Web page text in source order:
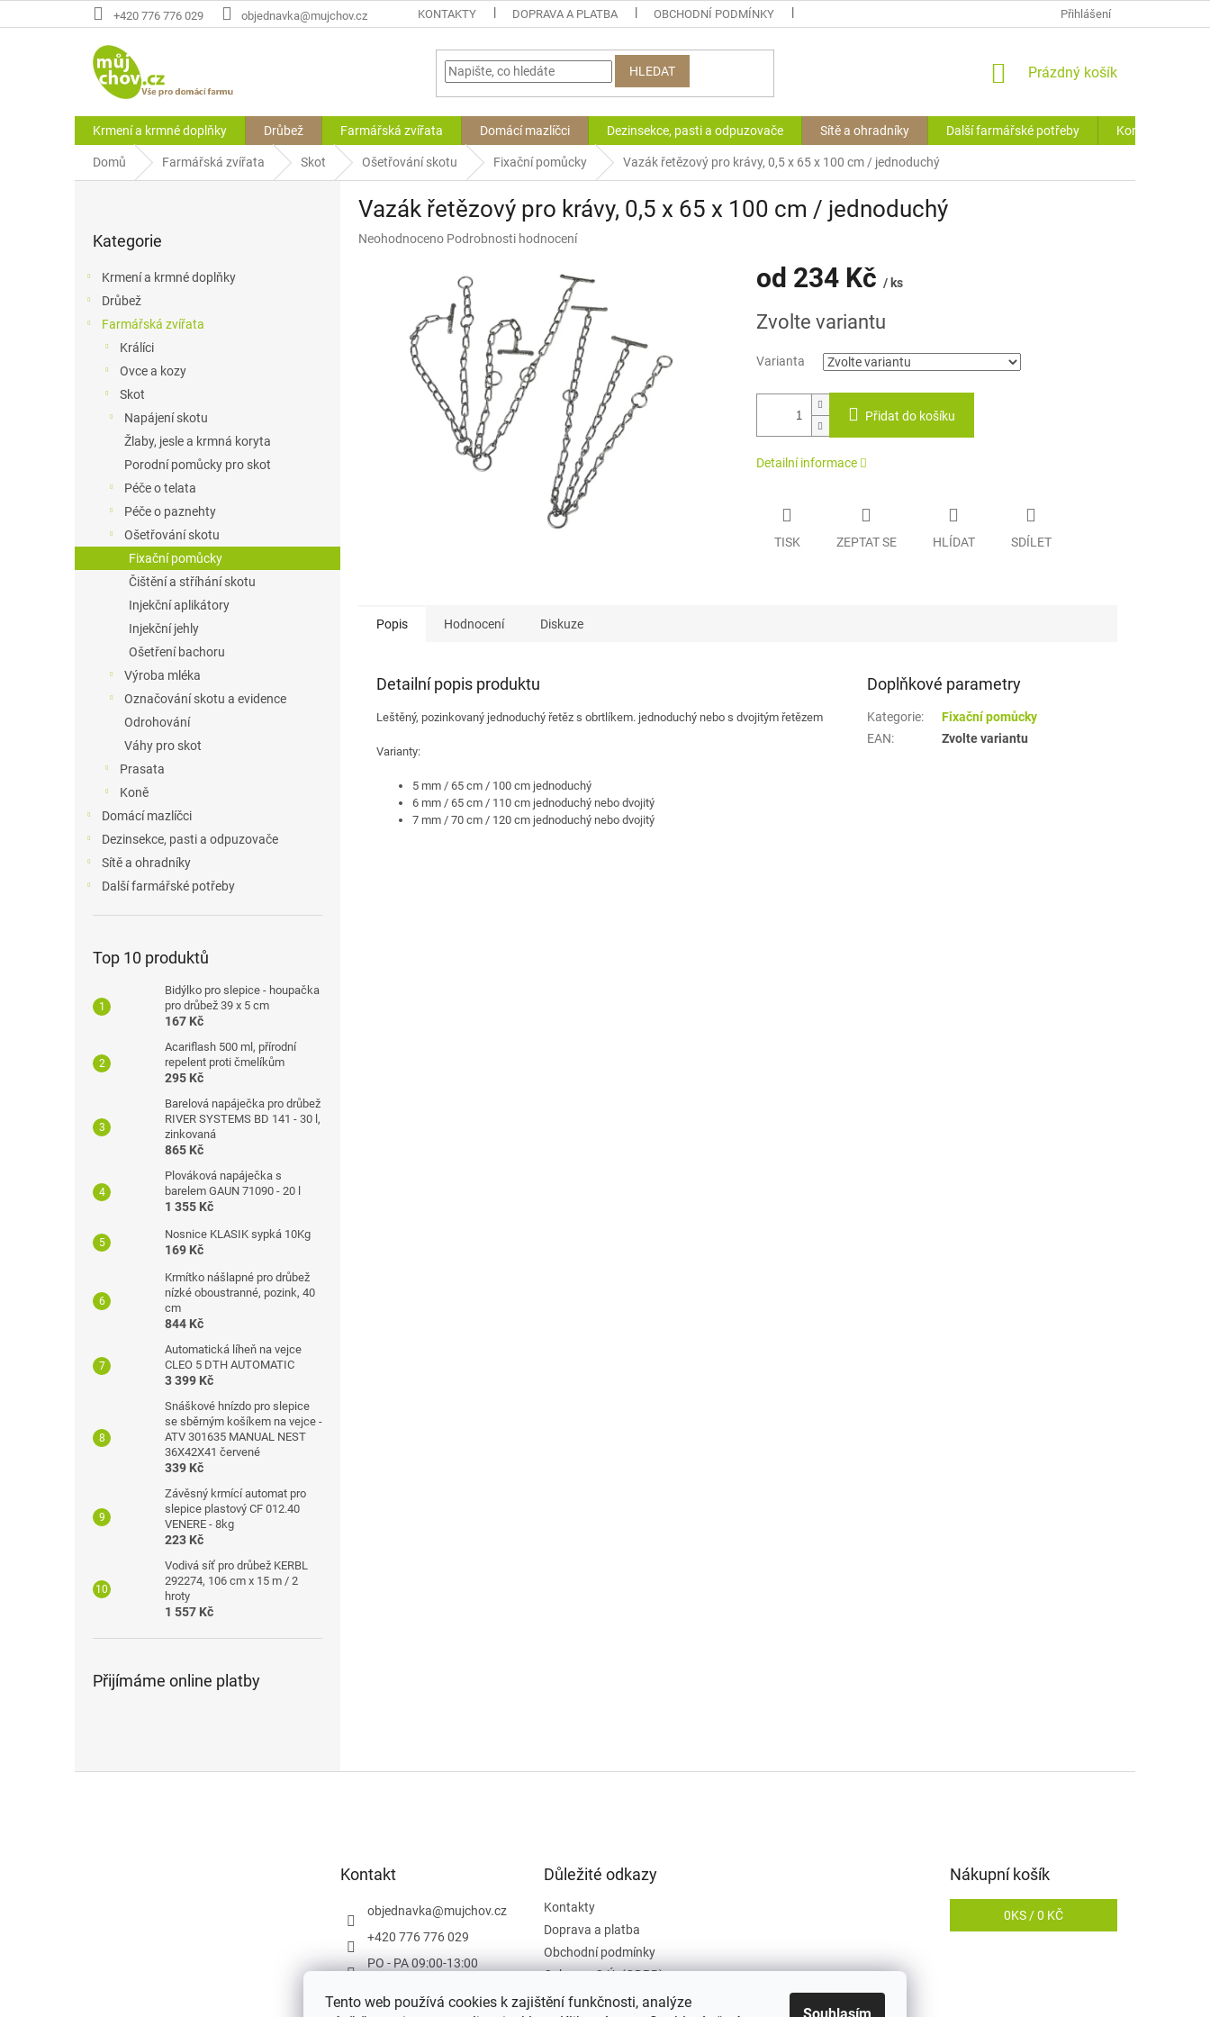
Tento web používá cookies k zajištění funkčnosti, analýze
na
+420 776 776 029 objednavka@mujchov.cz KONTAKTY DOPRAVA A PLATBA OBCHODNÍ PODMÍNKY HODNOCENÍ OBCHODU
Přihlášení
HLEDAT
NÁKUPNÍ
Prázdný košík
Krmení a krmné doplňky Drůbež Farmářská zvířata Domácí mazlíčci Dezinsekce, pasti a odpuzovače Sítě a ohradníky Další farmářské potřeby Kontakty
Domů Farmářská zvířata Skot Ošetřování skotu Fixační pomůcky Vazák řetězový pro krávy, 0,5 x 65 x 100 cm / jednoduchý
kategorie
Kategorie
Krmení a krmné doplňky
Drůbež
Farmářská zvířata
Králíci
Ovce a kozy
Skot
Napájení skotu
Žlaby, jesle a krmná koryta
Porodní pomůcky pro skot
Péče o telata
Péče o paznehty
Ošetřování skotu
Fixační pomůcky
Čištění a stříhání skotu
Injekční aplikátory
Injekční jehly
Ošetření bachoru
Výroba mléka
Označování skotu a evidence
Odrohování
Váhy pro skot
Prasata
Koně
Domácí mazlíčci
Dezinsekce, pasti a odpuzovače
Sítě a ohradníky
Další farmářské potřeby
Top 10 produktů
Bidýlko pro slepice - houpačka
pro drůbež 39 x 5 cm
167 Kč
Acariflash 500 ml, přírodní
repelent proti čmelíkům
295 Kč
Barelová napáječka pro drůbež
RIVER SYSTEMS BD 141 - 30 l,
zinkovaná
865 Kč
Plováková napáječka s
barelem GAUN 71090 - 20 l
1 355 Kč
Nosnice KLASIK sypká 10Kg
169 Kč
Krmítko nášlapné pro drůbež
nízké oboustranné, pozink, 40
cm
844 Kč
Automatická líheň na vejce
CLEO 5 DTH AUTOMATIC
3 399 Kč
Snáškové hnízdo pro slepice
se sběrným košíkem na vejce -
ATV 301635 MANUAL NEST
36X42X41 červené
339 Kč
Závěsný krmící automat pro
slepice plastový CF 012.40
VENERE - 8kg
223 Kč
Vodivá síť pro drůbež KERBL
292274, 106 cm x 15 m / 2
hroty
1 557 Kč
Přijímáme online platby
Vazák řetězový pro krávy, 0,5 x 65 x 100 cm / jednoduchý
Průměrné
hvězdiček.
Neohodnoceno Podrobnosti hodnocení
od 234 Kč / ks
cena:
Zvolte variantu
Varianta
Přidat do košíku
Detailní informace
TISK ZEPTAT SE HLÍDAT SDÍLET
Popis Hodnocení Diskuze
Detailní popis produktu
Leštěný, pozinkovaný jednoduchý řetěz s obrtlíkem. jednoduchý nebo s dvojitým řetězem
Varianty:
5 mm / 65 cm / 100 cm jednoduchý
6 mm / 65 cm / 110 cm jednoduchý nebo dvojitý
7 mm / 70 cm / 120 cm jednoduchý nebo dvojitý
Doplňkové parametry
Kategorie:
Fixační pomůcky
EAN: Zvolte variantu
Kontakt
objednavka@mujchov.cz
+420 776 776 029
PO - PA 09:00-13:00
Důležité odkazy
Kontakty
Doprava a platba
Obchodní podmínky
Ochrana O.Ú. (GDPR)
Vrácení zboží
Nákupní košík
0KS /0 KČ